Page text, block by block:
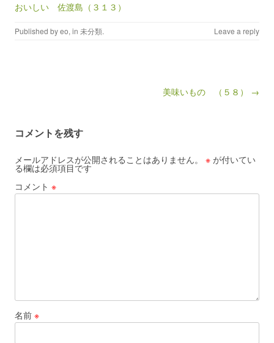
おいしい 佐渡島（３１３）
Published byeo, in 未分類. Leave a reply
美味いもの （５８） →
コメントを残す
メールアドレスが公開されることはありません。 ※ が付いてい
る欄は必須項目です
コメント ※
名前 ※